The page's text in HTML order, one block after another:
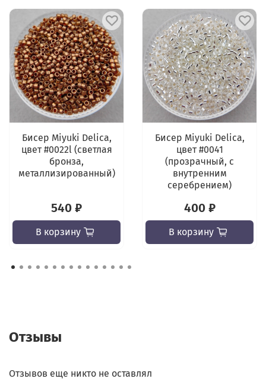
Бисер Miyuki Delica,
цвет #0022l (светлая
бронза,
металлизированный)
540 ₽
В корзину
Бисер Miyuki Delica,
цвет #0041
(прозрачный, с
внутренним
серебрением)
400 ₽
В корзину
Отзывы
Отзывов еще никто не оставлял